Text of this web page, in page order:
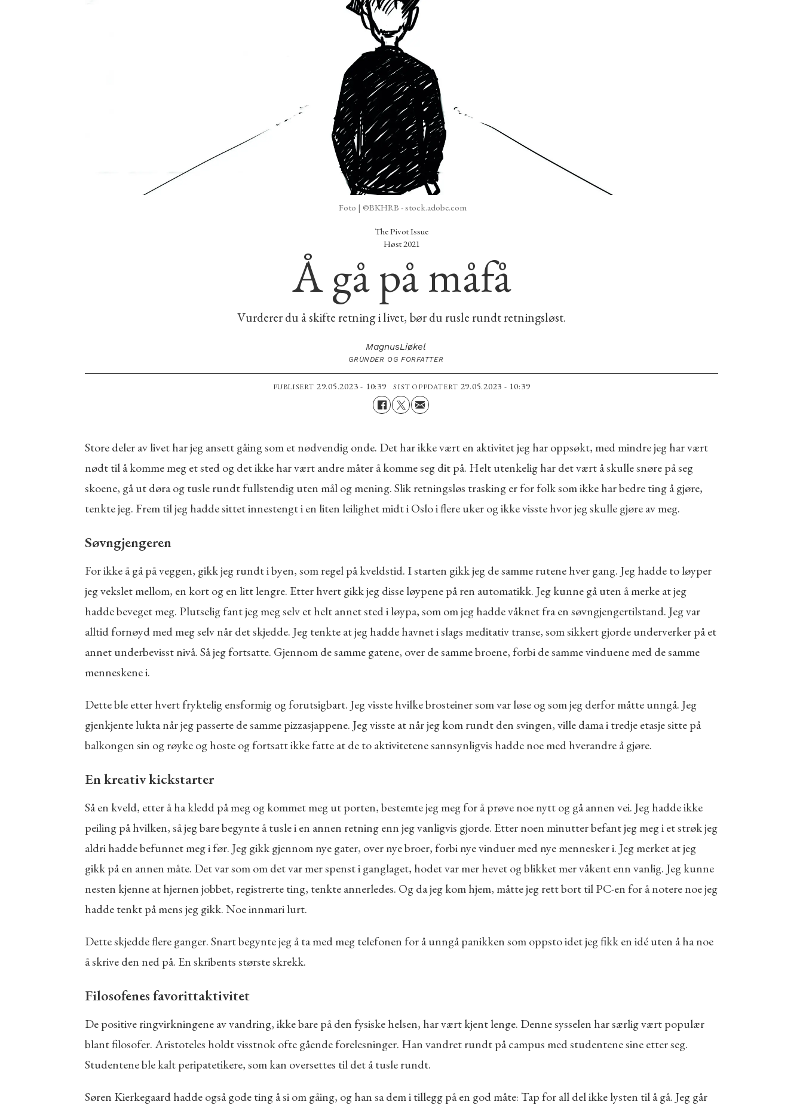
Foto | ©BKHRB - stock.adobe.com
The Pivot Issue
Høst 2021
Å gå på måfå
Vurderer du å skifte retning i livet, bør du rusle rundt retningsløst.
MagnusLiøkel
GRÜNDER OG FORFATTER
PUBLISERT 29.05.2023 - 10:39 SIST OPPDATERT 29.05.2023 - 10:39
Store deler av livet har jeg ansett gåing som et nødvendig onde. Det har ikke vært en aktivitet jeg har oppsøkt, med mindre jeg har vært
nødt til å komme meg et sted og det ikke har vært andre måter å komme seg dit på. Helt utenkelig har det vært å skulle snøre på seg
skoene, gå ut døra og tusle rundt fullstendig uten mål og mening. Slik retningsløs trasking er for folk som ikke har bedre ting å gjøre,
tenkte jeg. Frem til jeg hadde sittet innestengt i en liten leilighet midt i Oslo i flere uker og ikke visste hvor jeg skulle gjøre av meg.
Søvngjengeren
For ikke å gå på veggen, gikk jeg rundt i byen, som regel på kveldstid. I starten gikk jeg de samme rutene hver gang. Jeg hadde to løyper
jeg vekslet mellom, en kort og en litt lengre. Etter hvert gikk jeg disse løypene på ren automatikk. Jeg kunne gå uten å merke at jeg
hadde beveget meg. Plutselig fant jeg meg selv et helt annet sted i løypa, som om jeg hadde våknet fra en søvngjengertilstand. Jeg var
alltid fornøyd med meg selv når det skjedde. Jeg tenkte at jeg hadde havnet i slags meditativ transe, som sikkert gjorde underverker på et
annet underbevisst nivå. Så jeg fortsatte. Gjennom de samme gatene, over de samme broene, forbi de samme vinduene med de samme
menneskene i.
Dette ble etter hvert fryktelig ensformig og forutsigbart. Jeg visste hvilke brosteiner som var løse og som jeg derfor måtte unngå. Jeg
gjenkjente lukta når jeg passerte de samme pizzasjappene. Jeg visste at når jeg kom rundt den svingen, ville dama i tredje etasje sitte på
balkongen sin og røyke og hoste og fortsatt ikke fatte at de to aktivitetene sannsynligvis hadde noe med hverandre å gjøre.
En kreativ kickstarter
Så en kveld, etter å ha kledd på meg og kommet meg ut porten, bestemte jeg meg for å prøve noe nytt og gå annen vei. Jeg hadde ikke
peiling på hvilken, så jeg bare begynte å tusle i en annen retning enn jeg vanligvis gjorde. Etter noen minutter befant jeg meg i et strøk jeg
aldri hadde befunnet meg i før. Jeg gikk gjennom nye gater, over nye broer, forbi nye vinduer med nye mennesker i. Jeg merket at jeg
gikk på en annen måte. Det var som om det var mer spenst i ganglaget, hodet var mer hevet og blikket mer våkent enn vanlig. Jeg kunne
nesten kjenne at hjernen jobbet, registrerte ting, tenkte annerledes. Og da jeg kom hjem, måtte jeg rett bort til PC-en for å notere noe jeg
hadde tenkt på mens jeg gikk. Noe innmari lurt.
Dette skjedde flere ganger. Snart begynte jeg å ta med meg telefonen for å unngå panikken som oppsto idet jeg fikk en idé uten å ha noe
å skrive den ned på. En skribents største skrekk.
Filosofenes favorittaktivitet
De positive ringvirkningene av vandring, ikke bare på den fysiske helsen, har vært kjent lenge. Denne sysselen har særlig vært populær
blant filosofer. Aristoteles holdt visstnok ofte gående forelesninger. Han vandret rundt på campus med studentene sine etter seg.
Studentene ble kalt peripatetikere, som kan oversettes til det å tusle rundt.
Søren Kierkegaard hadde også gode ting å si om gåing, og han sa dem i tillegg på en god måte: Tap for all del ikke lysten til å gå. Jeg går